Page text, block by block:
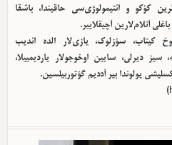
کؤکو و ائتیمولوژی‌سی حاقیندا، باشقا
آنلام‌لارین آچیقلاییر.
کیتاب، سؤزلوک، یازی‌لار الده ائدیب
سیز دیرلی، سایین اوخوجولار یاردیمییلا،
یولوندا بیر آددیم گؤتوربیلسین.
)